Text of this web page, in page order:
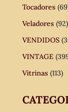
Tocadores
Veladores (92)
VENDIDOS
VINTAGE
Vitrinas (113)